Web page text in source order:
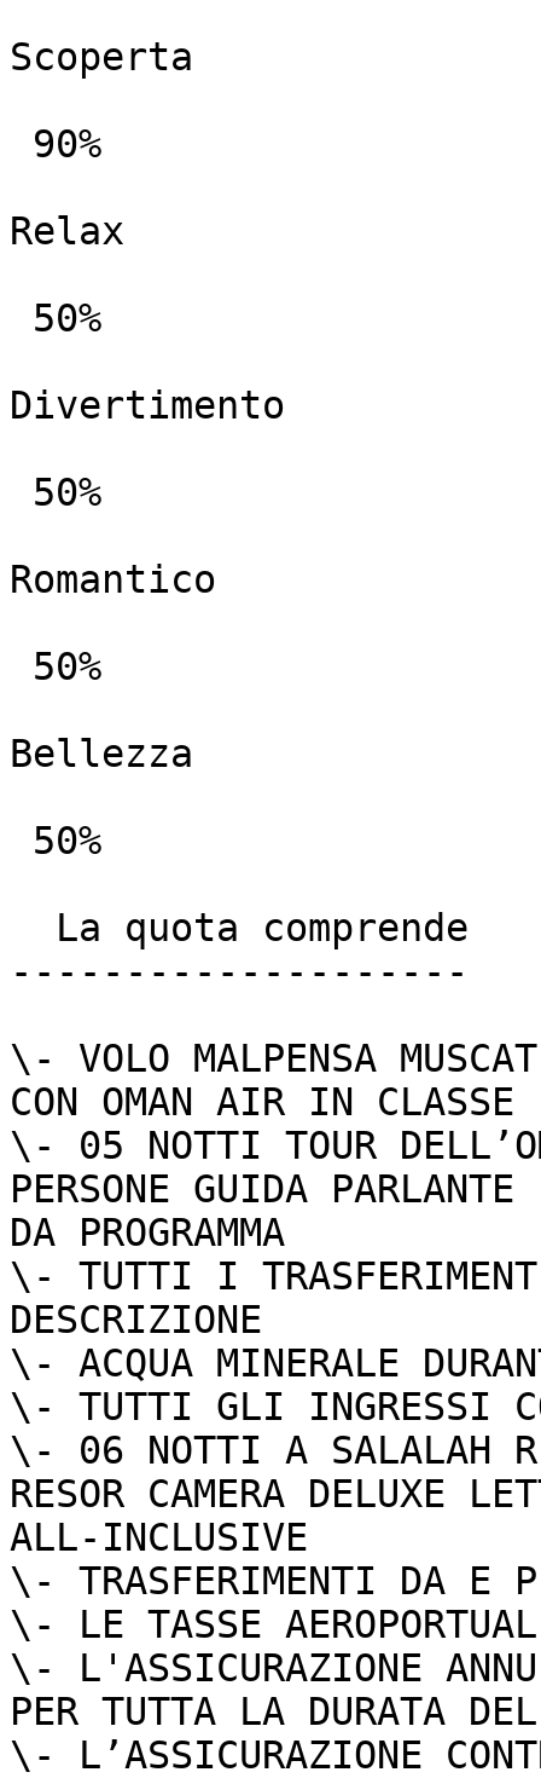
Scoperta
Relax
Divertimento
Romantico
Bellezza
--------------------
\- VOLO MALPENSA
CON OMAN AIR IN CLASSE
\- 05 NOTTI TOUR
PERSONE GUIDA
DA PROGRAMMA
\- TUTTI I
DESCRIZIONE
\- ACQUA MINERALE
\- TUTTI GLI INGRESSI
\- 06 NOTTI A SALALAH
RESOR CAMERA DELUXE
ALL-INCLUSIVE
\- TRASFERIMENTI DA E
\- LE TASSE
\- L'ASSICURAZIONE
PER TUTTA LA DURATA
\- L’ASSICURAZIONE